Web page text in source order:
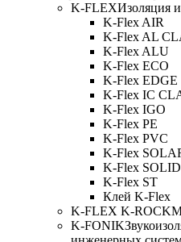
K-FLEXИзоляция
K-Flex AIR
K-Flex AL
K-Flex ALU
K-Flex ECO
K-Flex EDGE
K-Flex IC
K-Flex IGO
K-Flex PE
K-Flex PVC
K-Flex
K-Flex SOLID
K-Flex ST
Клей K-Flex
K-FLEX K-ROCK
K-FONIK